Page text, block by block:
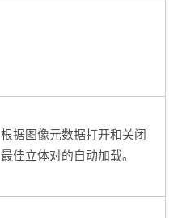
根据图像元数据打开和关闭
最佳立体对的自动加载。